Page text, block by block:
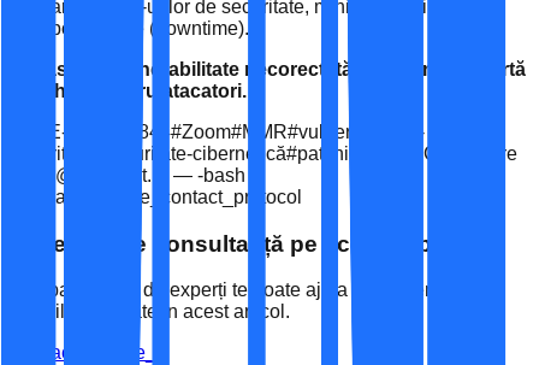
aplicarea patch-urilor de securitate, minimizând timpul de
indisponibilitate (downtime).
Nu lăsați o vulnerabilitate necorectată să devină o poartă
deschisă pentru atacatori.
CVE-2026-22844#Zoom#MMR#vulnerabilitate-
securitate
securitate-cibernetică#patching DNSC
mitigare
office@espaceit.ro — -bash
$ initiate_secure_contact_protocol
Ai nevoie de consultanță pe acest subiect?
Echipa noastră de experți te poate ajuta să implementezi
soluțiile discutate în acest articol.
Contactează-ne